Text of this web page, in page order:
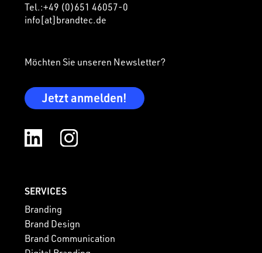
Tel.:+49 (0)651 46057-0
info[at]brandtec.de
Möchten Sie unseren Newsletter?
Jetzt anmelden!
SERVICES
Branding
Brand Design
Brand Communication